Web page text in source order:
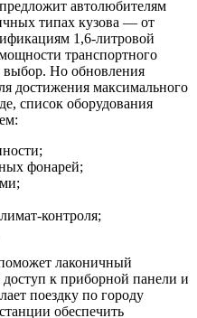
автолюбителям
типах кузова — от
1,6-литровой
транспортного
выбор. Но обновления
достижения максимального
список оборудования
фонарей;
контроля;
лаконичный
к приборной панели и
поездку по городу
обеспечить